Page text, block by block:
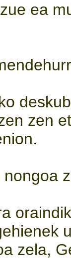
ea
zen
zela,